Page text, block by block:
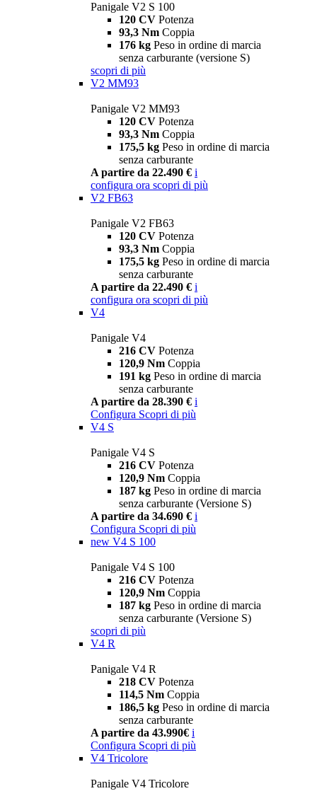
Panigale V2 S 100
120 CV Potenza
93,3 Nm Coppia
176 kg Peso in ordine di marcia
senza carburante (versione S)
scopri di più
V2 MM93
Panigale V2 MM93
120 CV Potenza
93,3 Nm Coppia
175,5 kg Peso in ordine di marcia
senza carburante
A partire da 22.490 € i
configura ora scopri di più
V2 FB63
Panigale V2 FB63
120 CV Potenza
93,3 Nm Coppia
175,5 kg Peso in ordine di marcia
senza carburante
A partire da 22.490 € i
configura ora scopri di più
V4
Panigale V4
216 CV Potenza
120,9 Nm Coppia
191 kg Peso in ordine di marcia
senza carburante
A partire da 28.390 € i
Configura Scopri di più
V4 S
Panigale V4 S
216 CV Potenza
120,9 Nm Coppia
187 kg Peso in ordine di marcia
senza carburante (Versione S)
A partire da 34.690 € i
Configura Scopri di più
new V4 S 100
Panigale V4 S 100
216 CV Potenza
120,9 Nm Coppia
187 kg Peso in ordine di marcia
senza carburante (Versione S)
scopri di più
V4 R
Panigale V4 R
218 CV Potenza
114,5 Nm Coppia
186,5 kg Peso in ordine di marcia
senza carburante
A partire da 43.990€ i
Configura Scopri di più
V4 Tricolore
Panigale V4 Tricolore